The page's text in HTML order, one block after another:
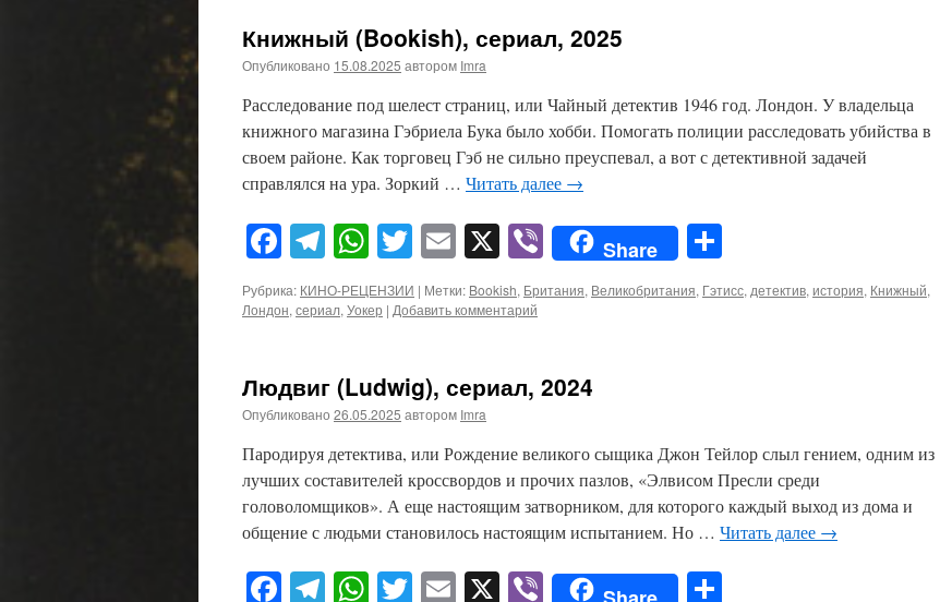
Книжный (Bookish), сериал, 2025
Опубликовано 15.08.2025 автором Imra
Расследование под шелест страниц, или Чайный детектив 1946 год. Лондон. У владельца
книжного магазина Гэбриела Бука было хобби. Помогать полиции расследовать убийства в
своем районе. Как торговец Гэб не сильно преуспевал, а вот с детективной задачей
справлялся на ура. Зоркий … Читать далее →
Facebook
Telegram
WhatsApp
Twitter
Email
X ViberShare
Рубрика: КИНО-РЕЦЕНЗИИ | Метки: Bookish, Британия, Великобритания, Гэтисс, детектив, история, Книжный,
Лондон, сериал, Уокер | Добавить комментарий
Людвиг (Ludwig), сериал, 2024
Опубликовано 26.05.2025 автором Imra
Пародируя детектива, или Рождение великого сыщика Джон Тейлор слыл гением, одним из
лучших составителей кроссвордов и прочих пазлов, «Элвисом Пресли среди
головоломщиков». А еще настоящим затворником, для которого каждый выход из дома и
общение с людьми становилось настоящим испытанием. Но … Читать далее →
Facebook
Telegram
WhatsApp
Twitter
Email
X Viber